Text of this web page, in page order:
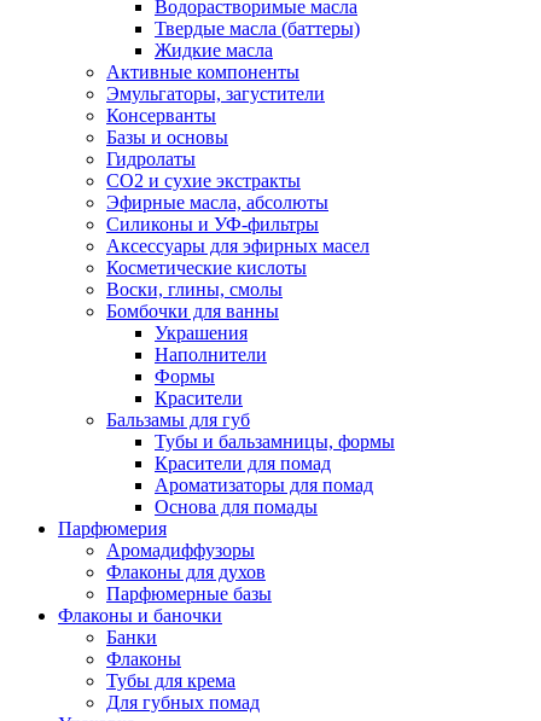
Водорастворимые масла
Твердые масла (баттеры)
Жидкие масла
Активные компоненты
Эмульгаторы, загустители
Консерванты
Базы и основы
Гидролаты
СО2 и сухие экстракты
Эфирные масла, абсолюты
Силиконы и УФ-фильтры
Аксессуары для эфирных масел
Косметические кислоты
Воски, глины, смолы
Бомбочки для ванны
Украшения
Наполнители
Формы
Красители
Бальзамы для губ
Тубы и бальзамницы, формы
Красители для помад
Ароматизаторы для помад
Основа для помады
Парфюмерия
Аромадиффузоры
Флаконы для духов
Парфюмерные базы
Флаконы и баночки
Банки
Флаконы
Тубы для крема
Для губных помад